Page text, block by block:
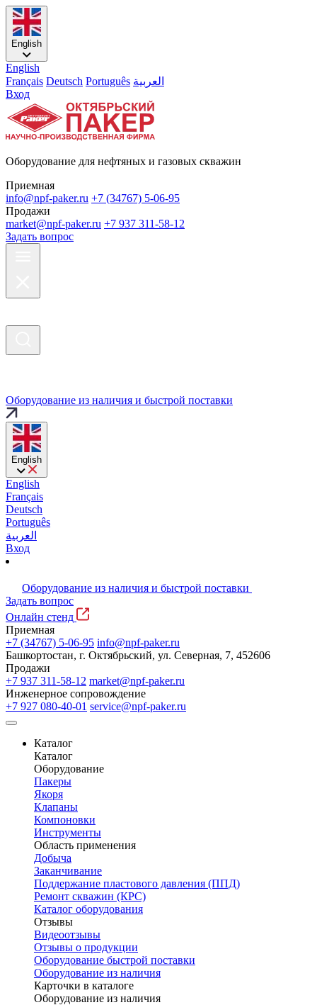
English
English
Français Deutsch Português العربية
Вход
Оборудование для нефтяных и газовых скважин
Приемная
info@npf-paker.ru +7 (34767) 5-06-95
Продажи
market@npf-paker.ru +7 937 311-58-12
Задать вопрос
Оборудование из наличия и быстрой поставки
English
English
Français
Deutsch
Português
العربية
Вход
Оборудование из наличия и быстрой поставки
Задать вопрос
Онлайн стенд
Приемная
+7 (34767) 5-06-95 info@npf-paker.ru
Башкортостан, г. Октябрьский, ул. Северная, 7, 452606
Продажи
+7 937 311-58-12 market@npf-paker.ru
Инженерное сопровождение
+7 927 080-40-01 service@npf-paker.ru
Каталог
Каталог
Оборудование
Пакеры
Якоря
Клапаны
Компоновки
Инструменты
Область применения
Добыча
Заканчивание
Поддержание пластового давления (ППД)
Ремонт скважин (КРС)
Каталог оборудования
Отзывы
Видеоотзывы
Отзывы о продукции
Оборудование быстрой поставки
Оборудование из наличия
Карточки в каталоге
Оборудование из наличия